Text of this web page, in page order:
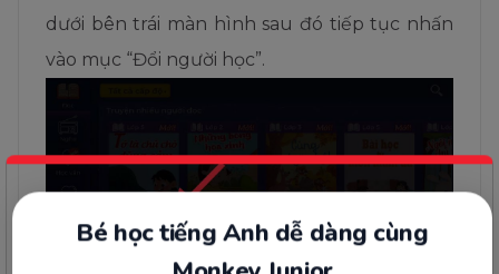
Bé học tiếng Anh dễ dàng cùng
Monkey Junior
Hết hạn sau 0 075559
dưới bên trái màn hình sau đó tiếp tục nhấn
vào mục “Đổi người học”.